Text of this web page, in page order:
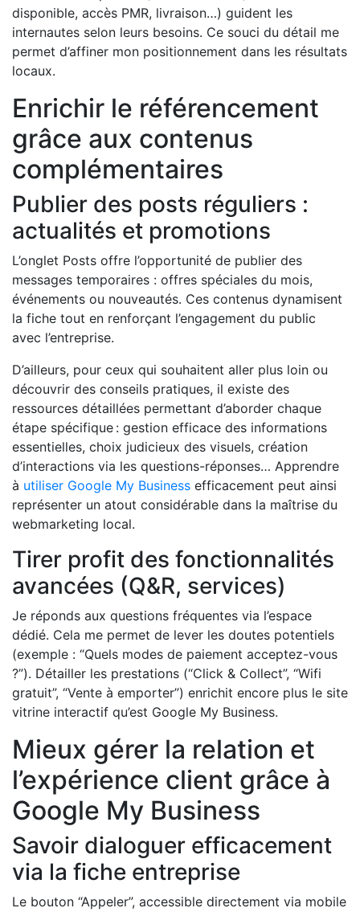
disponible, accès PMR, livraison…) guident les
internautes selon leurs besoins. Ce souci du détail me
permet d’affiner mon positionnement dans les résultats
locaux.
Enrichir le référencement
grâce aux contenus
complémentaires
Publier des posts réguliers :
actualités et promotions
L’onglet Posts offre l’opportunité de publier des
messages temporaires : offres spéciales du mois,
événements ou nouveautés. Ces contenus dynamisent
la fiche tout en renforçant l’engagement du public
avec l’entreprise.
D’ailleurs, pour ceux qui souhaitent aller plus loin ou
découvrir des conseils pratiques, il existe des
ressources détaillées permettant d’aborder chaque
étape spécifique : gestion efficace des informations
essentielles, choix judicieux des visuels, création
d’interactions via les questions-réponses… Apprendre
à utiliser Google My Business efficacement peut ainsi
représenter un atout considérable dans la maîtrise du
webmarketing local.
Tirer profit des fonctionnalités
avancées (Q&R, services)
Je réponds aux questions fréquentes via l’espace
dédié. Cela me permet de lever les doutes potentiels
(exemple : “Quels modes de paiement acceptez-vous
?”). Détailler les prestations (“Click & Collect”, “Wifi
gratuit”, “Vente à emporter”) enrichit encore plus le site
vitrine interactif qu’est Google My Business.
Mieux gérer la relation et
l’expérience client grâce à
Google My Business
Savoir dialoguer efficacement
via la fiche entreprise
Le bouton “Appeler”, accessible directement via mobile